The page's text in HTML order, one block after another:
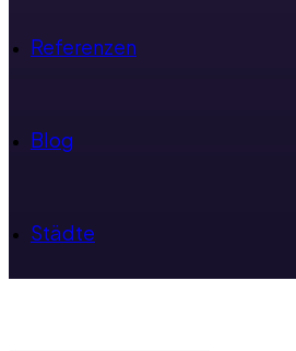
Referenzen
Blog
Städte